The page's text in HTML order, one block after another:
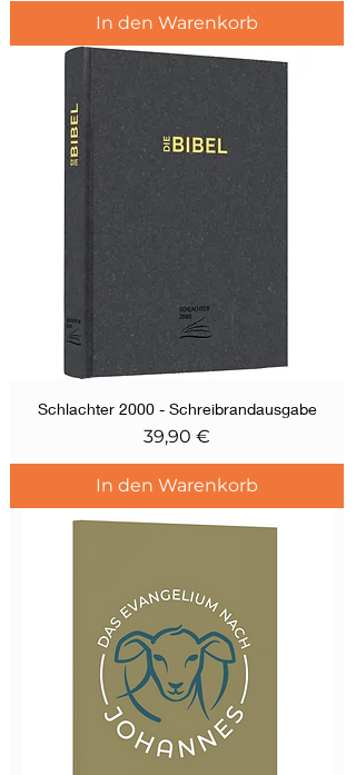
In den Warenkorb
Schlachter 2000 - Schreibrandausgabe
Preis
39,90 €
In den Warenkorb